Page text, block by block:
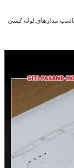
مدارهای لوله کشی